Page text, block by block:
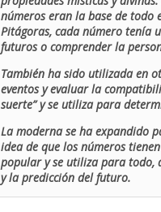
números eran la base de todo
Pitágoras, cada número tenía
futuros o comprender la
También ha sido utilizada en
eventos y evaluar la
suerte” y se utiliza para
La moderna se ha expandido
idea de que los números
popular y se utiliza para todo,
y la predicción del futuro.